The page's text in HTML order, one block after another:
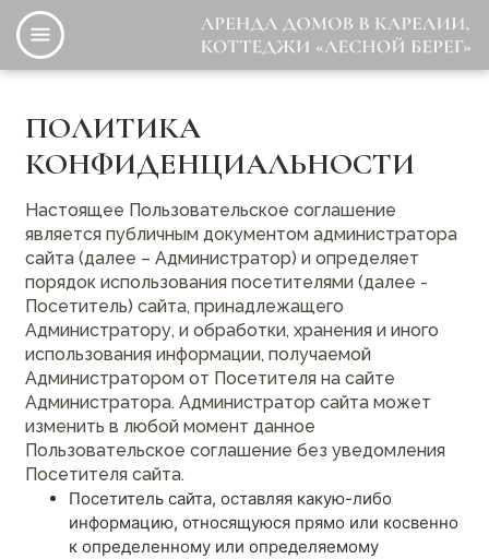
Главное меню
О нас
Отзывы
Новости
Ответы на вопросы
Контакты
Перейти
основному
ПОЛИТИКА
КОНФИДЕНЦИАЛЬНОСТИ
Настоящее Пользовательское соглашение
является публичным документом администратора
сайта (далее – Администратор) и определяет
порядок использования посетителями (далее -
Посетитель) сайта, принадлежащего
Администратору, и обработки, хранения и иного
использования информации, получаемой
Администратором от Посетителя на сайте
Администратора. Администратор сайта может
изменить в любой момент данное
Пользовательское соглашение без уведомления
Посетителя сайта.
Посетитель сайта, оставляя какую-либо
информацию, относящуюся прямо или косвенно
к определенному или определяемому